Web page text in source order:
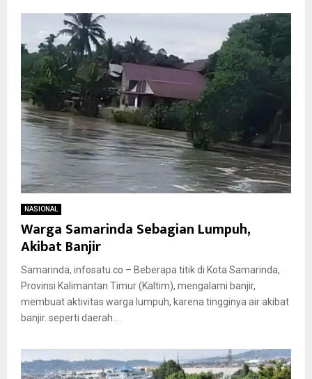
NASIONAL
Warga Samarinda Sebagian Lumpuh,
Akibat Banjir
Samarinda, infosatu.co – Beberapa titik di Kota Samarinda,
Provinsi Kalimantan Timur (Kaltim), mengalami banjir,
membuat aktivitas warga lumpuh, karena tingginya air akibat
banjir. seperti daerah...